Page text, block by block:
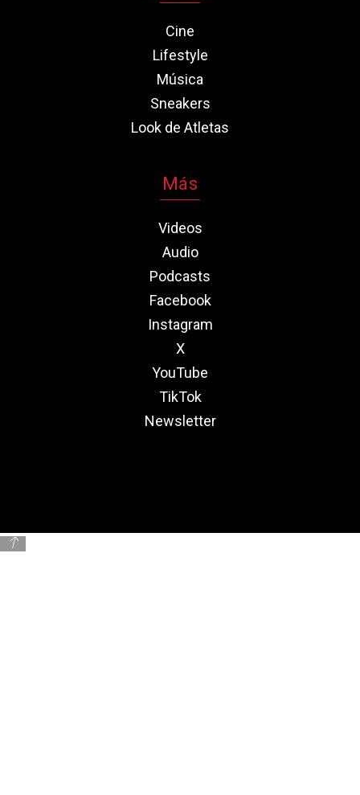
Cine
Lifestyle
Música
Sneakers
Look de Atletas
Más
Videos
Audio
Podcasts
Facebook
Instagram
X
YouTube
TikTok
Newsletter